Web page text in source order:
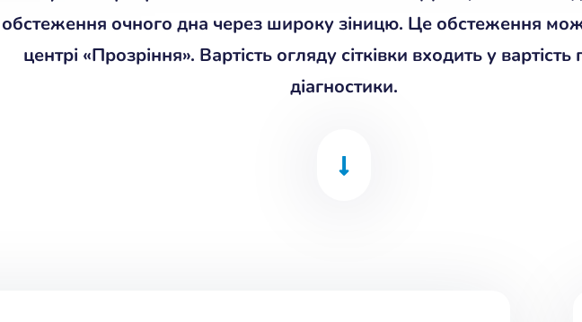
обстеження очного дна через широку зіницю. Це обстеження
центрі «Прозріння». Вартість огляду сітківки входить у вартість
діагностики.